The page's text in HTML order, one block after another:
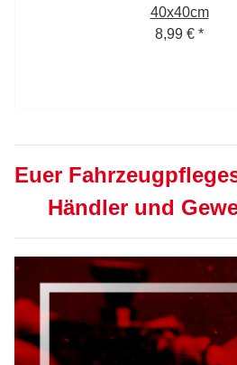
40x40cm
8,99 € *
Euer
Händler und